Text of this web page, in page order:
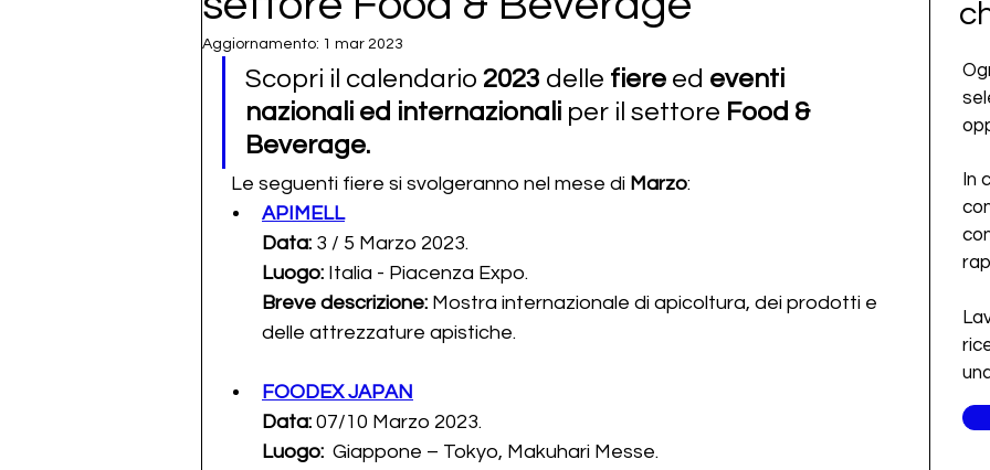
Aggiornamento: 1 mar 2023
Scopri il calendario 2023 delle fiere ed eventi
nazionali ed internazionali per il settore Food &
Beverage.
  Le seguenti fiere si svolgeranno nel mese di
Marzo:
APIMELL
Data: 3 / 5 Marzo 2023.
Luogo: Italia - Piacenza Expo.
Breve descrizione: Mostra internazionale di apicoltura, dei prodotti e
delle attrezzature apistiche.
FOODEX JAPAN
Data: 07/10 Marzo 2023.
Luogo:
  Giappone – Tokyo, Makuhari Messe.
In